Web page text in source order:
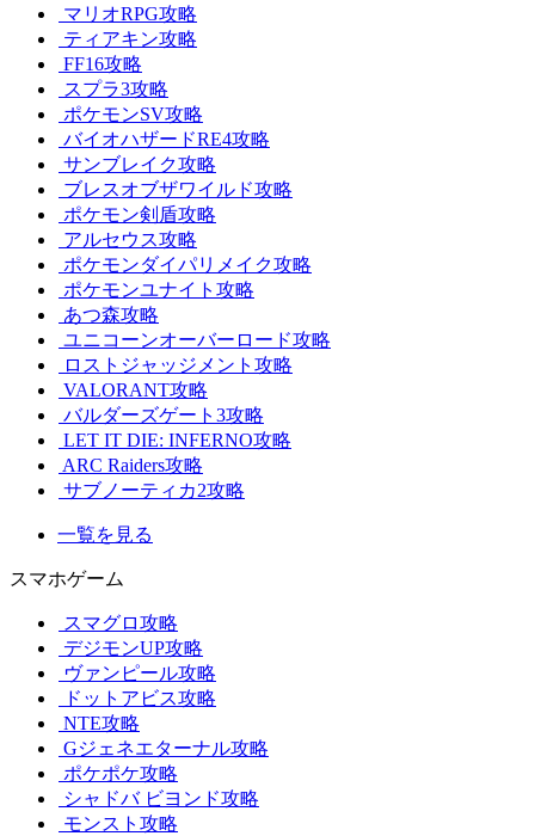
マリオRPG攻略
ティアキン攻略
FF16攻略
スプラ3攻略
ポケモンSV攻略
バイオハザードRE4攻略
サンブレイク攻略
ブレスオブザワイルド攻略
ポケモン剣盾攻略
アルセウス攻略
ポケモンダイパリメイク攻略
ポケモンユナイト攻略
あつ森攻略
ユニコーンオーバーロード攻略
ロストジャッジメント攻略
VALORANT攻略
バルダーズゲート3攻略
LET IT DIE: INFERNO攻略
ARC Raiders攻略
サブノーティカ2攻略
一覧を見る
スマホゲーム
スマグロ攻略
デジモンUP攻略
ヴァンピール攻略
ドットアビス攻略
NTE攻略
Gジェネエターナル攻略
ポケポケ攻略
シャドバ ビヨンド攻略
モンスト攻略